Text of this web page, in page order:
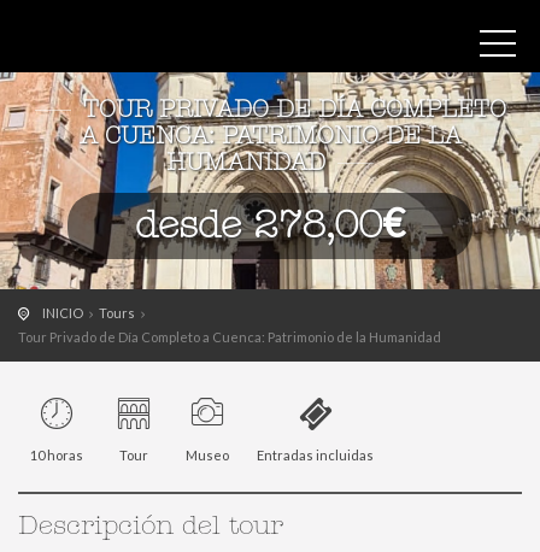
TOUR PRIVADO DE DÍA COMPLETO
A CUENCA: PATRIMONIO DE LA
HUMANIDAD
desde 278,00€
INICIO
Tours
Tour Privado de Día Completo a Cuenca: Patrimonio de la Humanidad
10 horas Tour Museo Entradas incluidas
Descripción del tour